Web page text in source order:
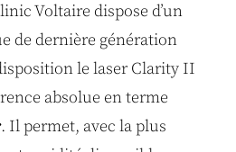
Voltaire dispose d’un
de dernière génération
le laser Clarity II
absolue en terme
. Il permet, avec la plus